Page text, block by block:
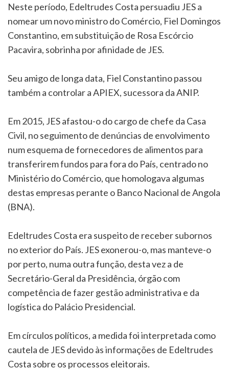
Neste período, Edeltrudes Costa persuadiu JES a
nomear um novo ministro do Comércio, Fiel Domingos
Constantino, em substituição de Rosa Escórcio
Pacavira, sobrinha por afinidade de JES.
Seu amigo de longa data, Fiel Constantino passou
também a controlar a APIEX, sucessora da ANIP.
Em 2015, JES afastou-o do cargo de chefe da Casa
Civil, no seguimento de denúncias de envolvimento
num esquema de fornecedores de alimentos para
transferirem fundos para fora do País, centrado no
Ministério do Comércio, que homologava algumas
destas empresas perante o Banco Nacional de Angola
(BNA).
Edeltrudes Costa era suspeito de receber subornos
no exterior do País. JES exonerou-o, mas manteve-o
por perto, numa outra função, desta vez a de
Secretário-Geral da Presidência, órgão com
competência de fazer gestão administrativa e da
logística do Palácio Presidencial.
Em círculos políticos, a medida foi interpretada como
cautela de JES devido às informações de Edeltrudes
Costa sobre os processos eleitorais.